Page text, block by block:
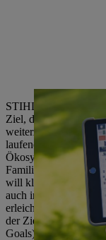
STIHL hat 2021 eine
Ziel, die bisher
weiterzuentwickeln,
laufende Aktivitäten
Ökosysteme,
will klimaneutral,
auch in Zukunft den
erleichtern. Damit
der Ziele für
Goals) der Vereinten